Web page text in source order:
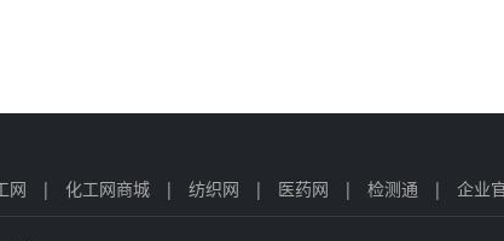
网 | 化工网商城 | 纺织网 | 医药网 | 检测通 | 企业